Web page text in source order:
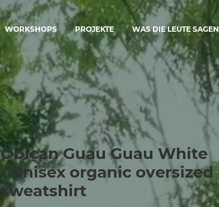
WORKSHOPS PROJEKTE WAS DIE LEUTE SAGEN
Obican Guau Guau White
- Unisex organic oversized
sweatshirt